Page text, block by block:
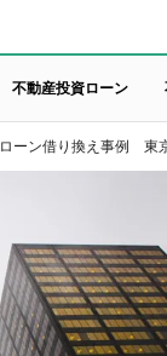
不動産投資ローン
ーン借り換え事例 東